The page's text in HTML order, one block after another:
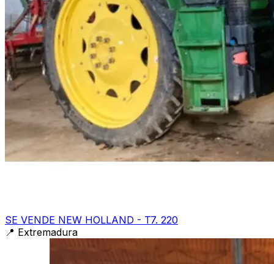
SE VENDE NEW HOLLAND - T7. 220
📍 Extremadura